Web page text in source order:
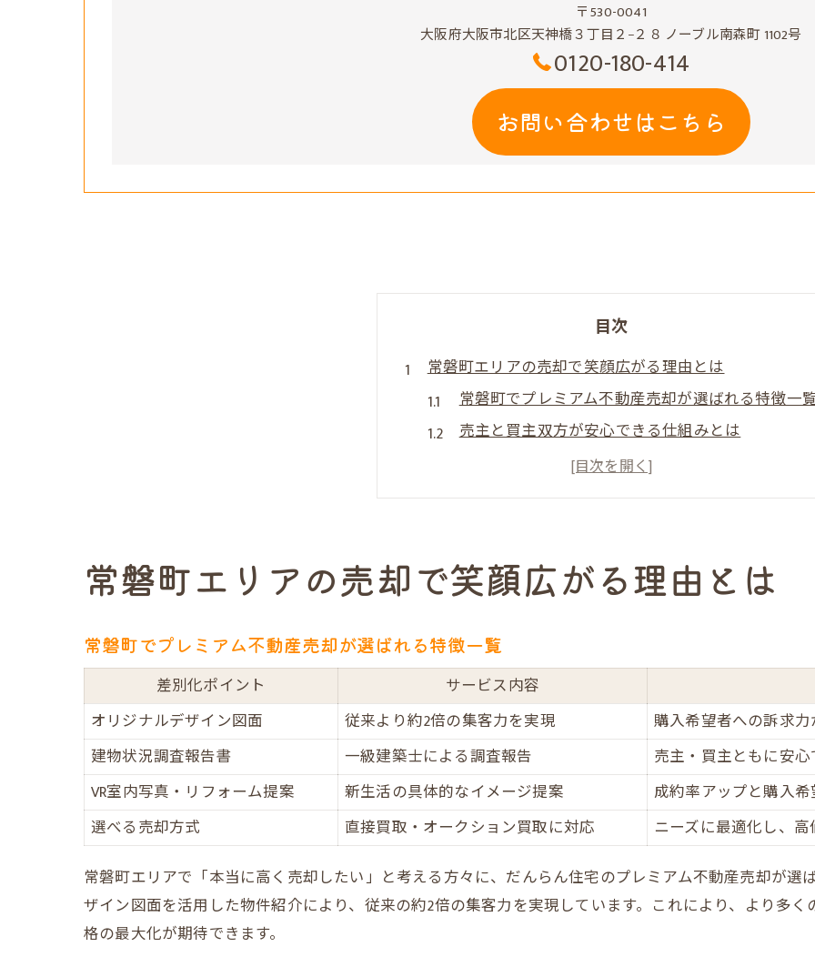
〒530-0041
大阪府大阪市北区天神橋３丁目２−２８ ノーブル南森町 1102号
0120-180-414
お問い合わせはこちら
目次
常磐町エリアの売却で笑顔広がる理由とは
常磐町でプレミアム不動産売却が選ばれる特徴一
売主と買主双方が安心できる仕組みとは
失敗しない売却を実現するための秘訣
笑顔あふれる取引を実現するサポート体制
高値を狙うならプレミアム不動産売却がおすすめ
プレミアム不動産売却と一般売却の違い比較表
大阪市中央区で高額成約が続く理由を解説
プレミアム不動産売却のメリットを徹底解説
高価売却を実現するためのコツと注意点
プレミアム不動産売却で失敗しない進め方
進め方の流れをわかりやすく表で解説
売却成功に導くステップ別ポイント
トラブル回避のための注意事項まとめ
プレミアム不動産売却で安心できる理由
売主が知っておくべき進行のコツ
常磐町エリアの売却で笑顔広がる理由とは
常磐町でプレミアム不動産売却が選ばれる特徴一覧
差別化ポイント
サービス内容
オリジナルデザイン図面
従来より約2倍の集客力を実現
購入希望者への訴求
建物状況調査報告書
一級建築士による調査報告
売主・買主ともに安
VR室内写真・リフォーム提案
新生活の具体的なイメージ提案
成約率アップと購入
選べる売却方式
直接買取・オークション買取に対応
ニーズに最適化し、
常磐町エリアで「本当に高く売却したい」と考える方々に、だんらん住宅のプレミアム不動産売却が選
ザイン図面を活用した物件紹介により、従来の約2倍の集客力を実現しています。これにより、より多
格の最大化が期待できます。